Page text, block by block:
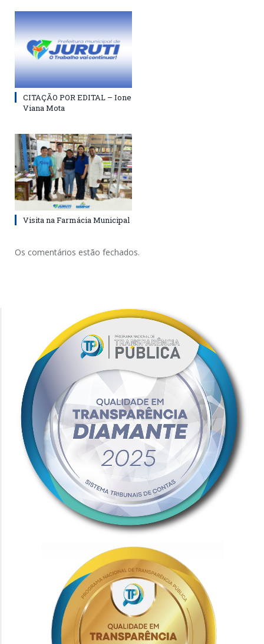
CITAÇÃO POR EDITAL – Ione
Viana Mota
Visita na Farmácia Municipal
Os comentários estão fechados.